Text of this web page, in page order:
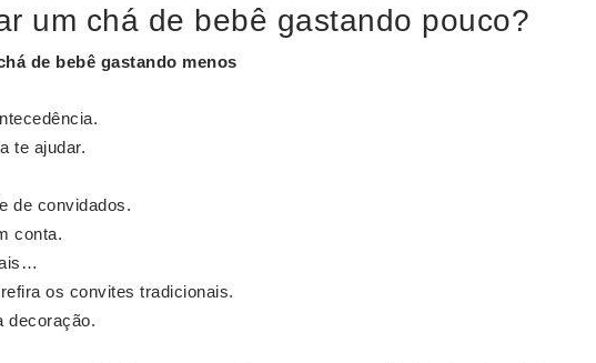
um chá de bebê gastando pouco?
de bebê gastando menos
te ajudar.
de convidados.
conta.
os convites tradicionais.
decoração.